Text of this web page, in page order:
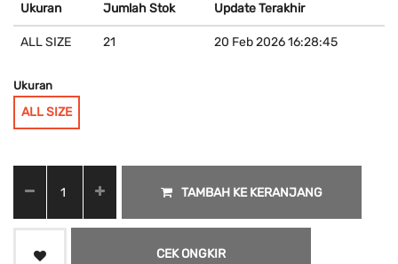
Ukuran Jumlah Stok Update Terakhir
ALL SIZE 21 20 Feb 2026 16:28:45
Ukuran
ALL SIZE
TAMBAH KE KERANJANG
CEK ONGKIR